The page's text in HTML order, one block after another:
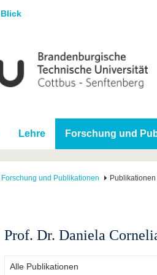
Forschung
Förderung
Wissenschaftlicher
Nachwuchs
Im
Lehre Forschung und
Forschung und Publikationen
Prof. Dr. Daniela